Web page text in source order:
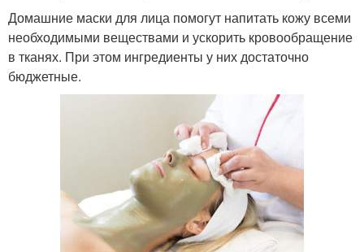
Домашние маски для лица помогут напитать кожу всеми
необходимыми веществами и ускорить кровообращение
в тканях. При этом ингредиенты у них достаточно
бюджетные.